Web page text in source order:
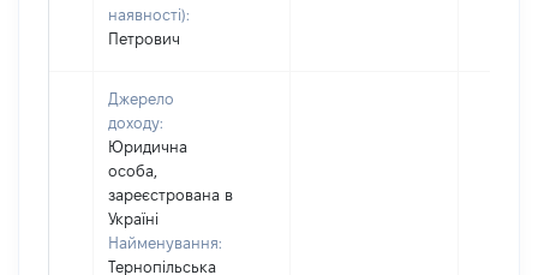
наявності):
Петрович
Джерело
доходу:
Юридична
особа,
зареєстрована в
Україні
Найменування:
Тернопільська